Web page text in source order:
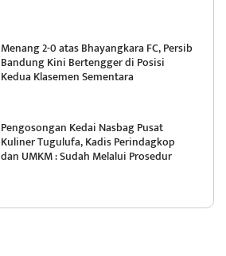
Menang 2-0 atas Bhayangkara FC, Persib
Bandung Kini Bertengger di Posisi
Kedua Klasemen Sementara
Pengosongan Kedai Nasbag Pusat
Kuliner Tugulufa, Kadis Perindagkop
dan UMKM : Sudah Melalui Prosedur